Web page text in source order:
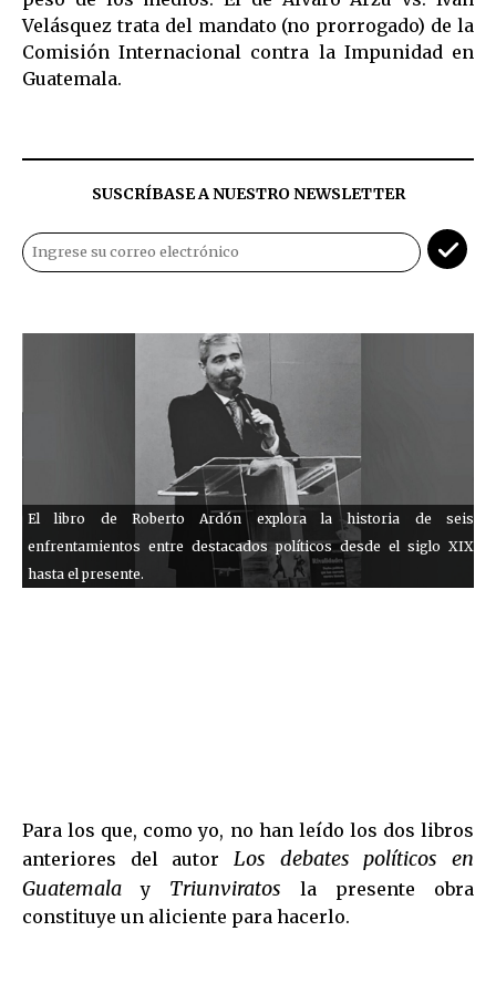
Velásquez trata del mandato (no prorrogado) de la
Comisión Internacional contra la Impunidad en
Guatemala.
SUSCRÍBASE A NUESTRO NEWSLETTER
El libro de Roberto Ardón explora la historia de seis
enfrentamientos entre destacados políticos desde el siglo XIX
hasta el presente.
Para los que, como yo, no han leído los dos libros
anteriores del autor Los debates políticos en
Guatemala y Triunviratos la presente obra
constituye un aliciente para hacerlo.